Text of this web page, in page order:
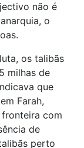
não é
o
os talibãs
milhas de
que
Farah,
com
de
perto